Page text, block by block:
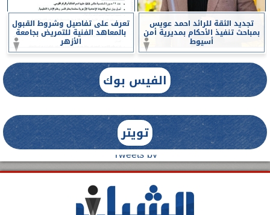
تجديد الثقة للرائد احمد عويس
بمباحث تنفيذ الأحكام بمديرية أمن
أسيوط
تعرف على تفاصيل وشروط القبول
بالمعاهد الفنية للتمريض بجامعة
الأزهر
الفيس بوك
تويتر
Tweets by